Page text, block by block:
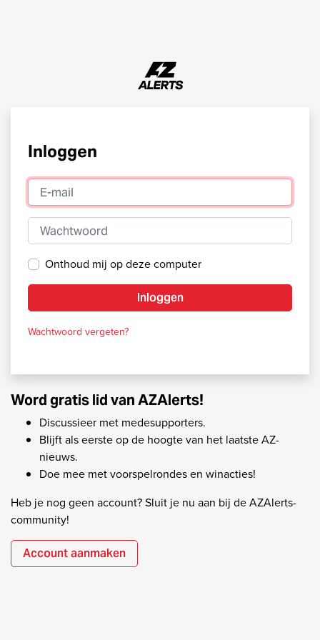
Inloggen
E-mail
Wachtwoord
Onthoud mij op deze computer
Inloggen
Wachtwoord vergeten?
Word gratis lid van AZAlerts!
Discussieer met medesupporters.
Blijft als eerste op de hoogte van het laatste AZ-
nieuws.
Doe mee met voorspelrondes en winacties!
Heb je nog geen account? Sluit je nu aan bij de AZAlerts-
community!
Account aanmaken